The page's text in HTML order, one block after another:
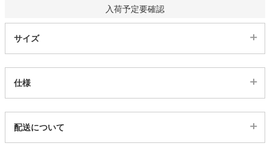
生活用品
入荷予定要確認
サイズ
仕様
13801296
配送について